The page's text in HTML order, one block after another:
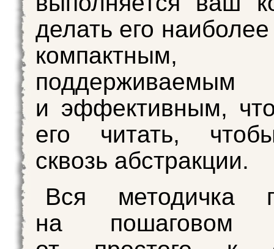
делать его
компактным,
поддерживаемым
и эффективным,
его читать,
сквозь абстракции.
Вся методичка
на пошаговом